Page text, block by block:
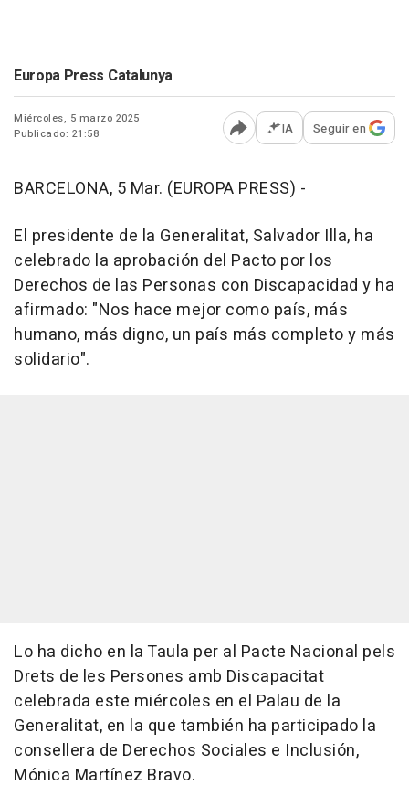
Europa Press Catalunya
Miércoles, 5 marzo 2025
Publicado: 21:58
Abrir opciones para
IA Seguir en
BARCELONA, 5 Mar. (EUROPA PRESS) -
El presidente de la Generalitat, Salvador Illa, ha
celebrado la aprobación del Pacto por los
Derechos de las Personas con Discapacidad y ha
afirmado: "Nos hace mejor como país, más
humano, más digno, un país más completo y más
solidario".
Lo ha dicho en la Taula per al Pacte Nacional pels
Drets de les Persones amb Discapacitat
celebrada este miércoles en el Palau de la
Generalitat, en la que también ha participado la
consellera de Derechos Sociales e Inclusión,
Mónica Martínez Bravo.